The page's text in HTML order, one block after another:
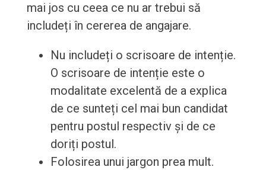
mai jos cu ceea ce nu ar trebui să
includeți în cererea de angajare.
Nu includeți o scrisoare de intenție.
O scrisoare de intenție este o
modalitate excelentă de a explica
de ce sunteți cel mai bun candidat
pentru postul respectiv și de ce
doriți postul.
Folosirea unui jargon prea mult.